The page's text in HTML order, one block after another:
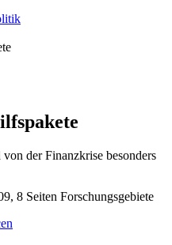
der Finanzkrise besonders
8 Seiten Forschungsgebiete